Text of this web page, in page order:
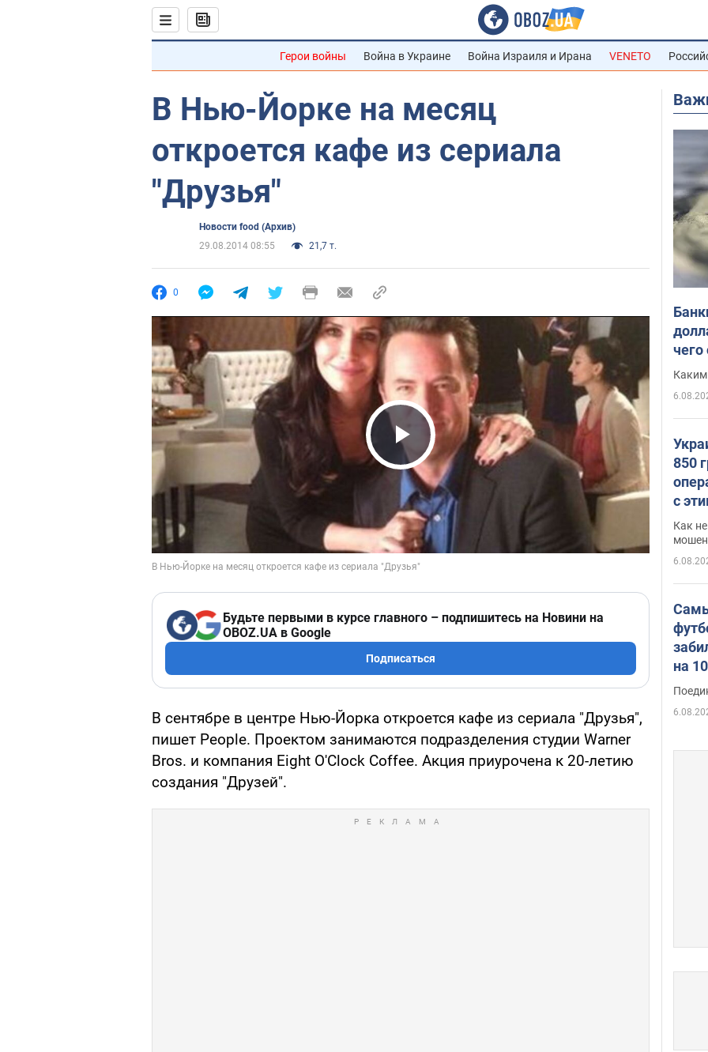
Герои войны Война в Украине Война Израиля и Ирана VENETO
В Нью-Йорке на месяц
откроется кафе из сериала
"Друзья"
Новости food (Архив)
29.08.2014 08:55
21,7 т.
0
Play Video
Будьте первыми в курсе главного – подпишитесь на Новини на
OBOZ.UA в Google
Подписаться
В сентябре в центре Нью-Йорка откроется кафе из сериала "Друзья",
пишет People. Проектом занимаются подразделения студии Warner
Bros. и компания Eight O'Clock Coffee. Акция приурочена к 20-летию
создания "Друзей".
Каким
850
с
Как
на